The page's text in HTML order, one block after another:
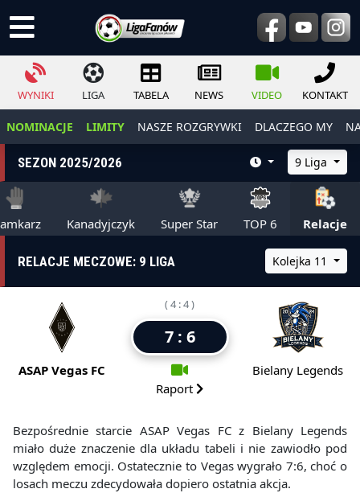
WYNIKI LIGA TABELA NEWS VIDEO KONTAKT
NOMINACJE LIMITY NASZE ROZGRYWKI DLACZEGO MY
SEZON 2025/2026 9 Liga
Kanadyjczyk Super Star TOP 6 Relacje
RELACJE MECZOWE: 9 LIGA Kolejka 11
ASAP Vegas FC
( 4 : 4 )
7 : 6
Raport
Bielany Legends
Bezpośrednie starcie ASAP Vegas FC z Bielany Legends
miało duże znaczenie dla układu tabeli i nie zawiodło pod
względem emocji. Ostatecznie to Vegas wygrało 7:6, choć o
losach meczu zdecydowała dopiero ostatnia akcja.